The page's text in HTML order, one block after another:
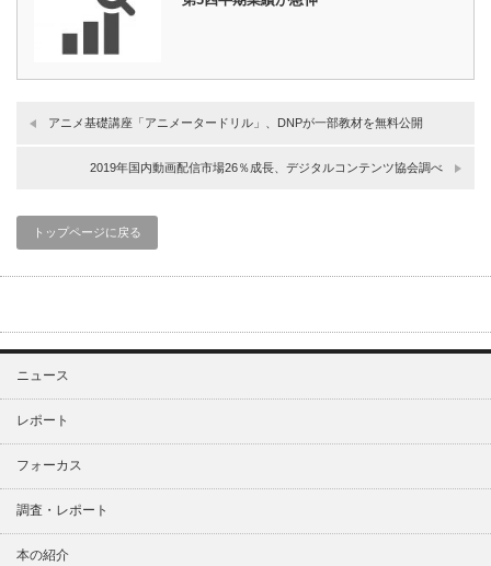
アニメ基礎講座「アニメータードリル」、DNPが一部教材を無料公開
2019年国内動画配信市場26％成長、デジタルコンテンツ協会調べ
トップページに戻る
ニュース
レポート
フォーカス
調査・レポート
本の紹介